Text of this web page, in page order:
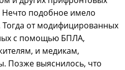
подобное имело
от модифицированных
с помощью БПЛА,
и медикам,
Позже выяснилось, что